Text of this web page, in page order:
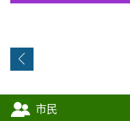
市民